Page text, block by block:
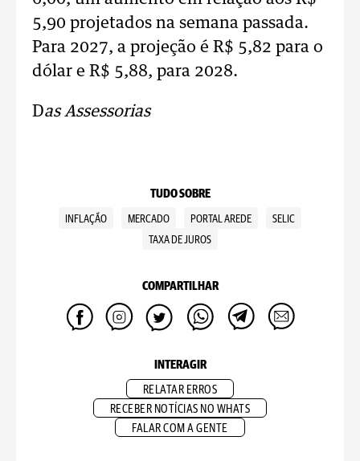
5,90 projetados na semana passada.
Para 2027, a projeção é R$ 5,82 para o
dólar e R$ 5,88, para 2028.
Das Assessorias
TUDO SOBRE
INFLAÇÃO MERCADO PORTAL AREDE
SELIC
TAXA DE JUROS
COMPARTILHAR
INTERAGIR
RELATAR ERROS
RECEBER NOTÍCIAS NO WHATS
FALAR COM A GENTE